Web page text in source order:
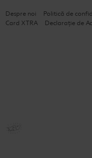
Despre noi Politică de
Card XTRA
Declarație de